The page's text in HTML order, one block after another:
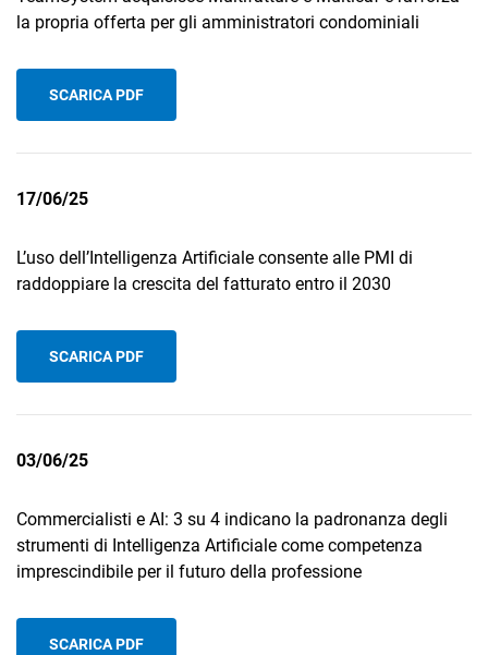
la propria offerta per gli amministratori condominiali
SCARICA PDF
17/06/25
L’uso dell’Intelligenza Artificiale consente alle PMI di
raddoppiare la crescita del fatturato entro il 2030
SCARICA PDF
03/06/25
Commercialisti e AI: 3 su 4 indicano la padronanza degli
strumenti di Intelligenza Artificiale come competenza
imprescindibile per il futuro della professione
SCARICA PDF